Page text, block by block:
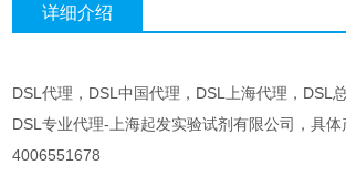
详细介绍
DSL代理，DSL中国代理，DSL上海代理，DSL
DSL专业代理-上海起发实验试剂有限公司，具体
4006551678